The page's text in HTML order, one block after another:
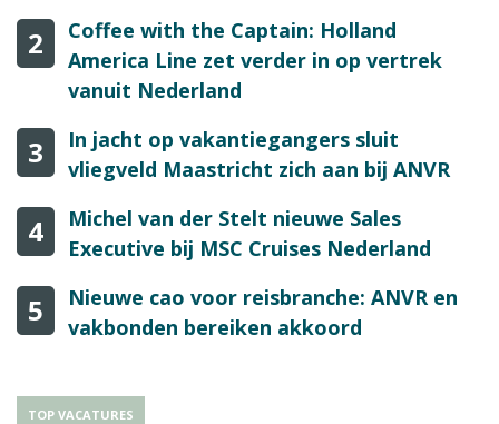
2
Coffee with the Captain: Holland
America Line zet verder in op vertrek
vanuit Nederland
3
In jacht op vakantiegangers sluit
vliegveld Maastricht zich aan bij ANVR
4
Michel van der Stelt nieuwe Sales
Executive bij MSC Cruises Nederland
5
Nieuwe cao voor reisbranche: ANVR en
vakbonden bereiken akkoord
TOP VACATURES